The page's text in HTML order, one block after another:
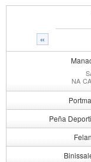
«
NA
Peña